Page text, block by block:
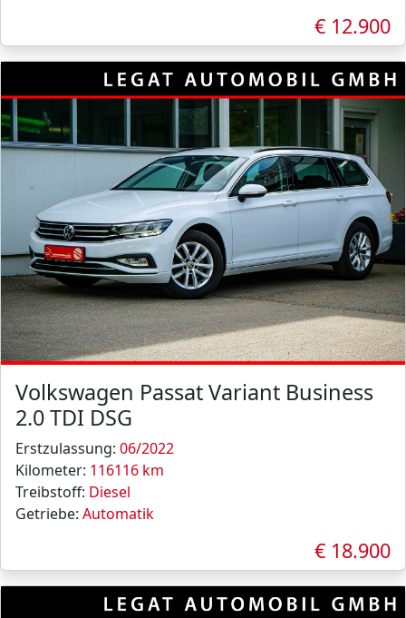
€ 12.900
Volkswagen Passat Variant Business
2.0 TDI DSG
Erstzulassung: 06/2022
Kilometer: 116116 km
Treibstoff: Diesel
Getriebe: Automatik
€ 18.900